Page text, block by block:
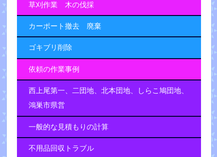
草刈作業 木の伐採
カーポート撤去 廃棄
ゴキブリ削除
依頼の作業事例
西上尾第一、二団地、北本団地、しらこ鳩団地、
鴻巣市県営
一般的な見積もりの計算
不用品回収トラブル